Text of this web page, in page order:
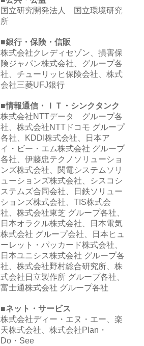
国立研究開発法人 国立環境研究
所
■銀行・保険・信販
株式会社クレディセゾン、損害保
険ジャパン株式会社、グループ各
社、チューリッヒ保険会社、株式
会社三菱UFJ銀行
■情報通信・ＩＴ・シンクタンク
株式会社NTTデータ グループ各
社、株式会社NTTドコモ グループ
各社、KDDI株式会社、日本ア
イ・ビー・エム株式会社 グループ
各社、伊藤忠テクノソリューショ
ンズ株式会社、関電システムソリ
ューションズ株式会社、シスコシ
ステムズ合同会社、日鉄ソリュー
ションズ株式会社、TIS株式会
社、株式会社東芝 グループ各社、
日本オラクル株式会社、日本電気
株式会社 グループ会社、日本ヒュ
ーレット・パッカード株式会社、
日本ユニシス株式会社 グループ各
社、株式会社野村総合研究所、株
式会社日立製作所 グループ各社、
富士通株式会社 グループ各社
■ネット・サービス
株式会社ディー・エヌ・エー、楽
天株式会社、株式会社Plan・
Do・See